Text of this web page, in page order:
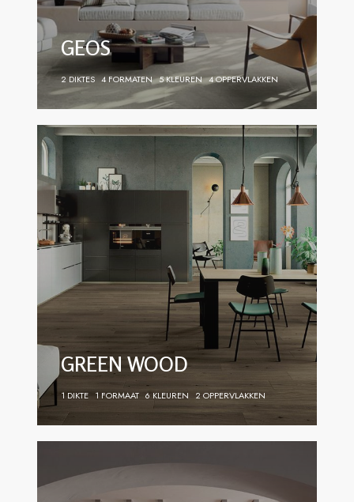
GEOS
2 DIKTES 4 FORMATEN 5 KLEUREN 4 OPPERVLAKKEN
GREEN WOOD
1 DIKTE 1 FORMAAT 6 KLEUREN 2 OPPERVLAKKEN